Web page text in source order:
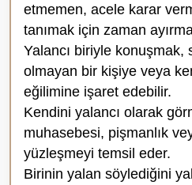
etmemen, acele karar
tanımak için zaman
Yalancı biriyle konuşmak,
olmayan bir kişiye veya
eğilimine işaret edebilir.
Kendini yalancı olarak
muhasebesi, pişmanlık
yüzleşmeyi temsil eder.
Birinin yalan söylediğini